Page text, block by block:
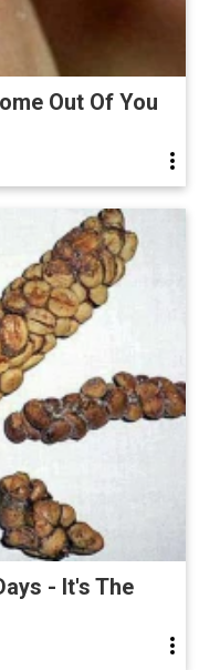
Out Of You
- It's The